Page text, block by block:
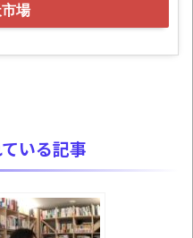
えてくれ
がアジア人にケンカ
たので感想を書きま
公式ガイド感想
場
いる記事